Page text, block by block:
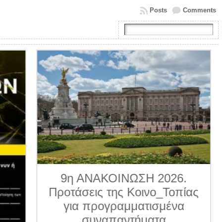
Comments
Posts
9η ΑΝΑΚΟΙΝΩΣΗ 2026.
Προτάσεις της Κοινο_Τοπίας
για προγραμματισμένα